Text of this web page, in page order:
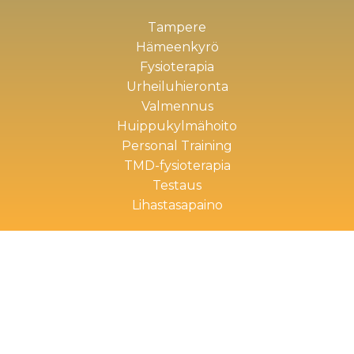
Tampere
Hämeenkyrö
Fysioterapia
Urheiluhieronta
Valmennus
Huippukylmähoito
Personal Training
TMD-fysioterapia
Testaus
Lihastasapaino